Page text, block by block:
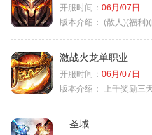
开服时间： 06月/07日
版本介绍： (散人)(福利
激战火龙单职业
开服时间： 06月/07日
版本介绍：
上千奖励三
圣域